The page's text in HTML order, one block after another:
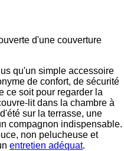
qu'un simple accessoire
de confort, de sécurité
ce soit pour regarder la
lit dans la chambre à
sur la terrasse, une
compagnon indispensable.
non pelucheuse et
entretien adéquat.